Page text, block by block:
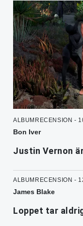
ALBUMRECENSION -
Bon Iver
Justin Vernon
ALBUMRECENSION -
James Blake
Loppet tar